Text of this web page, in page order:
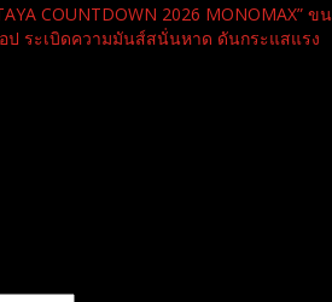
COUNTDOWN 2026 MONOMAX” ขน
ป ระเบิดความมันส์สนั่นหาด ดันกระแสแรง